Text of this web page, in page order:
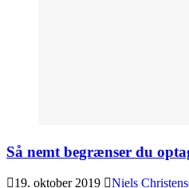
Så nemt begrænser du
19. oktober 2019 Niels